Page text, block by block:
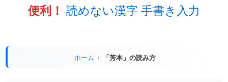
便利！ 読めない漢字 手書き入力
ホーム 「芳本」の読み方